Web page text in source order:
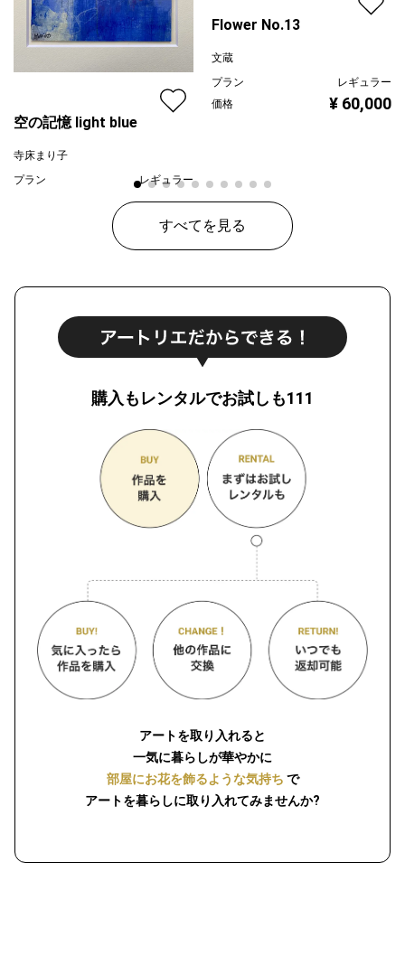
空の記憶 light blue
寺床まり子
プラン
レギュラー
¥ 30,000
Flower No.13
文蔵
プラン
レギュラー
価格
¥ 60,000
すべてを見る
購入もレンタルでお試しも111
アートを取り入れると
一気に暮らしが華やかに
部屋にお花を飾るような気持ち で
アートを暮らしに取り入れてみませんか?